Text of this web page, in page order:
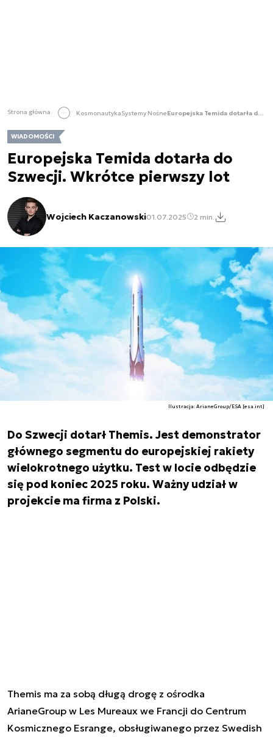
Strona główna KosmonautykaSystemy Nośne Europejska Temida dotarła do Szwecji. Wkrótce pierwszy lot
WIADOMOŚCI
Europejska Temida dotarła do
Szwecji. Wkrótce pierwszy lot
Wojciech Kaczanowski01.07.2025 2 min.
Ilustracja: ArianeGroup/ESA [esa.int]
Do Szwecji dotarł Themis. Jest demonstrator
głównego segmentu do europejskiej rakiety
wielokrotnego użytku. Test w locie odbędzie
się pod koniec 2025 roku. Ważny udział w
projekcie ma firma z Polski.
Themis ma za sobą długą drogę z ośrodka
ArianeGroup w Les Mureaux we Francji do Centrum
Kosmicznego Esrange, obsługiwanego przez Swedish